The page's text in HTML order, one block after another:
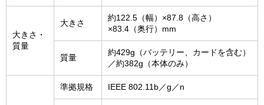
大きさ・
質量
大きさ
約122.5（幅）×87.8（高さ）
×83.4（奥行）mm
質量
約429g（バッテリー、カードを含む）
／約382g（本体のみ）
準拠規格 IEEE 802.11b／g／n